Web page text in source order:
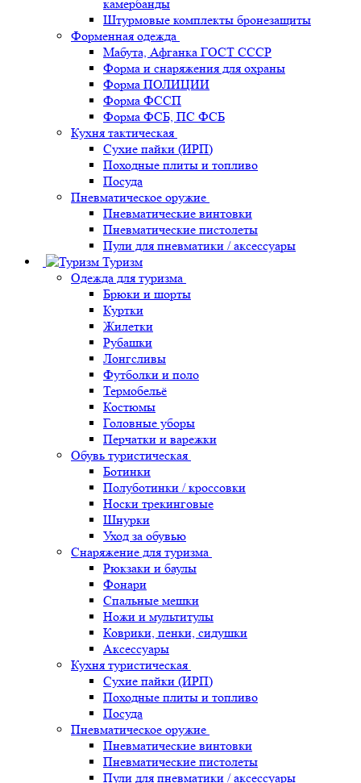
камербанды
Штурмовые комплекты бронезащиты
Форменная одежда
Мабута, Афганка ГОСТ СССР
Форма и снаряжения для охраны
Форма ПОЛИЦИИ
Форма ФССП
Форма ФСБ, ПС ФСБ
Кухня тактическая
Сухие пайки (ИРП)
Походные плиты и топливо
Посуда
Пневматическое оружие
Пневматические винтовки
Пневматические пистолеты
Пули для пневматики / аксессуары
Туризм
Одежда для туризма
Брюки и шорты
Куртки
Жилетки
Рубашки
Лонгсливы
Футболки и поло
Термобельё
Костюмы
Головные уборы
Перчатки и варежки
Обувь туристическая
Ботинки
Полуботинки / кроссовки
Носки трекинговые
Шнурки
Уход за обувью
Снаряжение для туризма
Рюкзаки и баулы
Фонари
Спальные мешки
Ножи и мультитулы
Коврики, пенки, сидушки
Аксессуары
Кухня туристическая
Сухие пайки (ИРП)
Походные плиты и топливо
Посуда
Пневматическое оружие
Пневматические винтовки
Пневматические пистолеты
Пули для пневматики / аксессуары